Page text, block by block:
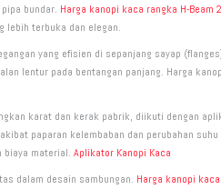
bundar. Harga kanopi kaca rangka H-Beam
lebih terbuka dan elegan.
yang efisien di sepanjang sayap
lentur pada bentangan panjang. Harga
karat dan kerak pabrik, diikuti dengan
paparan kelembaban dan perubahan
biaya material. Aplikator Kanopi Kaca
dalam desain sambungan. Harga kanopi